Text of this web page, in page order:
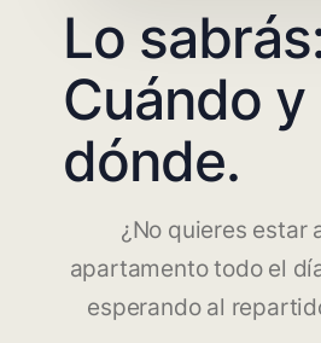
Lo
Cuándo y
dónde.
¿No quieres estar
apartamento todo el
esperando al